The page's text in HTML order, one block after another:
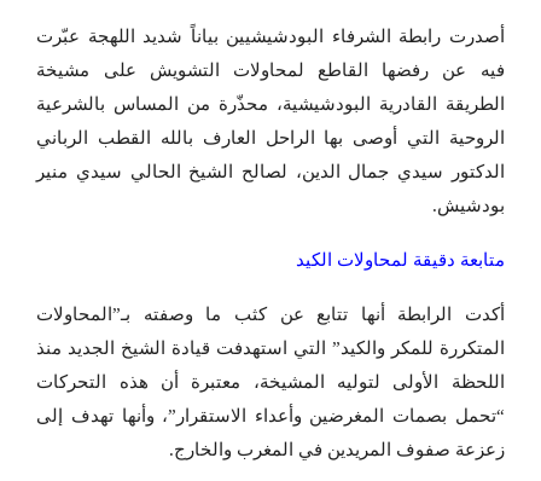
أصدرت رابطة الشرفاء البودشيشيين بياناً شديد اللهجة عبّرت
فيه عن رفضها القاطع لمحاولات التشويش على مشيخة
الطريقة القادرية البودشيشية، محذّرة من المساس بالشرعية
الروحية التي أوصى بها الراحل العارف بالله القطب الرباني
الدكتور سيدي جمال الدين، لصالح الشيخ الحالي سيدي منير
بودشيش.
متابعة دقيقة لمحاولات الكيد
أكدت الرابطة أنها تتابع عن كثب ما وصفته بـ”المحاولات
المتكررة للمكر والكيد” التي استهدفت قيادة الشيخ الجديد منذ
اللحظة الأولى لتوليه المشيخة، معتبرة أن هذه التحركات
“تحمل بصمات المغرضين وأعداء الاستقرار”، وأنها تهدف إلى
زعزعة صفوف المريدين في المغرب والخارج.